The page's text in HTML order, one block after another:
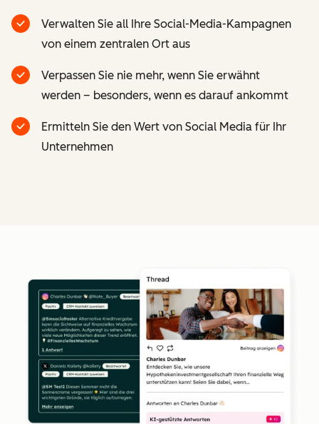
Verwalten Sie all Ihre Social-Media-Kampagnen
von einem zentralen Ort aus
Verpassen Sie nie mehr, wenn Sie erwähnt
werden – besonders, wenn es darauf ankommt
Ermitteln Sie den Wert von Social Media für Ihr
Unternehmen